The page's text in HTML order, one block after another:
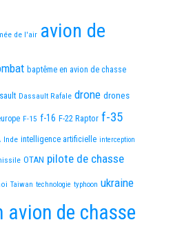
de l'air avion de
baptême en avion de chasse
Dassault Rafale drone drones
F-15 f-16 F-22 Raptor f-35
Inde intelligence artificielle interception
OTAN pilote de chasse
Taiwan technologie typhoon ukraine
avion de chasse